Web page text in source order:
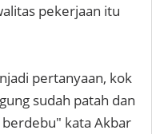
pekerjaan itu
pertanyaan, kok
sudah patah dan
kata Akbar